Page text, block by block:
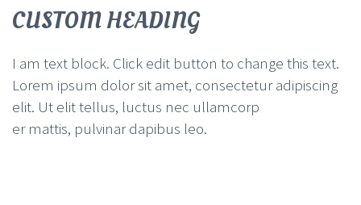
CUSTOM HEADING
I am text block. Click edit button to change this text.
Lorem ipsum dolor sit amet, consectetur adipiscing
elit. Ut elit tellus, luctus nec ullamcorp
er mattis, pulvinar dapibus leo.